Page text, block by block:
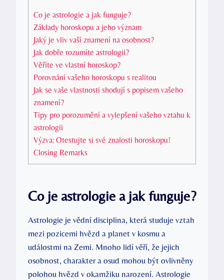
Co je astrologie a jak funguje?
Základy horoskopu a jeho význam
Jaký‌ je⁣ vliv vaší znamení ‍na osobnost?
Jak dobře rozumíte astrologii?
Věříte ve⁢ vlastní horoskop?
Porovnání vašeho horoskopu s realitou
Jak se vaše vlastnosti⁣ shodují s popisem ⁤vašeho
znamení?
Tipy pro porozumění ⁣a vylepšení vašeho vztahu ‌k
astrologii
Výzva: ​Otestujte si své znalosti horoskopu!
Closing Remarks
Co je astrologie a jak funguje?
Astrologie je vědní disciplina, ‍která studuje vztah
mezi pozicemi hvězd a ​planet ⁢v kosmu a
událostmi na⁤ Zemi. Mnoho lidí věří, že jejich
osobnost, charakter a osud mohou být ovlivněny
polohou hvězd v okamžiku⁤ narození. Astrologie